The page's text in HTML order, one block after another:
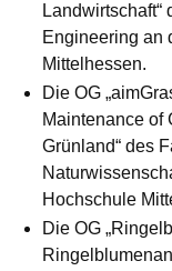
Landwirtschaft“
Engineering an
Mittelhessen.
Die OG „
Maintenance of
Grünland“ des
Hochschule
Die OG „